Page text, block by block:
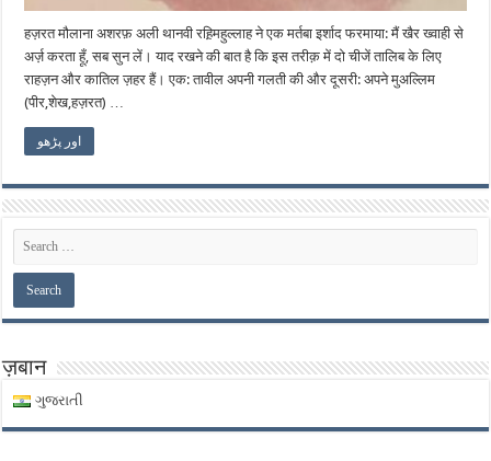
हज़रत मौलाना अशरफ़ अली थानवी रह़िमहुल्लाह ने एक मर्तबा इर्शाद फरमाया: मैं खैर ख्वाही से
अर्ज़ करता हूँ, सब सुन लें। याद रखने की बात है कि इस तरीक़ में दो चीजें तालिब के लिए
राहज़न और कातिल ज़हर हैं। एक: तावील अपनी गलती की और दूसरी: अपने मुअल्लिम
(पीर,शेख,हज़रत) …
اور پڑھو
ज़बान
ગુજરાતી